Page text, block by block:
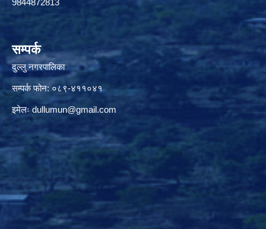
9844872813
सम्पर्क
दुल्लु नगरपालिका
सम्पर्क फोन: ०८९-४११०४१
इमेलःdullumun@gmail.com